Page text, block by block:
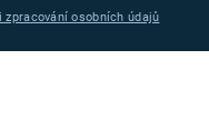
zpracování osobních údajů